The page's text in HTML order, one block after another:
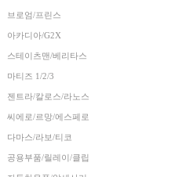
브로엄/프린스
아카디아/G2X
스테이츠맨/베리타스
마티즈 1/2/3
젠트라/칼로스/라노스
씨에로/르망/에스페로
다마스/라보/티코
공용부품/릴레이/클립